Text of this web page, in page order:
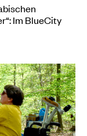
Im BlueCity